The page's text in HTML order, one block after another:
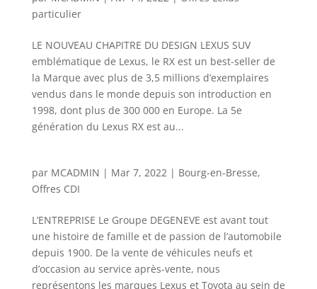
particulier
LE NOUVEAU CHAPITRE DU DESIGN LEXUS SUV
emblématique de Lexus, le RX est un best-seller de
la Marque avec plus de 3,5 millions d’exemplaires
vendus dans le monde depuis son introduction en
1998, dont plus de 300 000 en Europe. La 5e
génération du Lexus RX est au...
par MCADMIN | Mar 7, 2022| Bourg-en-Bresse,
Offres CDI
L’ENTREPRISE Le Groupe DEGENEVE est avant tout
une histoire de famille et de passion de l’automobile
depuis 1900. De la vente de véhicules neufs et
d’occasion au service après-vente, nous
représentons les marques Lexus et Toyota au sein de